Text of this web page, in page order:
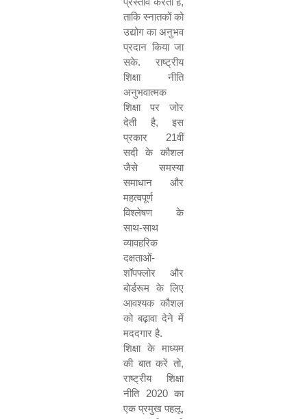
ताकि स्नातकों को
उद्योग का अनुभव
प्रदान किया जा
सके. राष्ट्रीय
शिक्षा नीति
अनुभवात्मक
शिक्षा पर जोर
देती है, इस
प्रकार 21वीं
सदी के कौशल
जैसे समस्या
समाधान और
महत्वपूर्ण
विश्लेषण के
साथ-साथ
व्यावहरिक
दक्षताओं-
शॉपफ्लोर और
बोर्डरूम के लिए
आवश्यक कौशल
को बढ़ावा देने में
मददगार है.
शिक्षा के माध्यम
की बात करें तो,
राष्ट्रीय शिक्षा
नीति 2020का
एक प्रमुख पहलू,